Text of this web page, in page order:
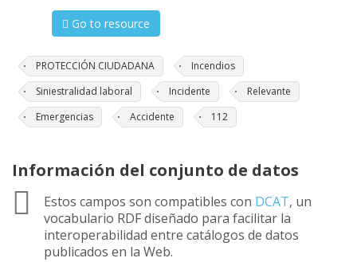
Go to resource
PROTECCIÓN CIUDADANA
Incendios
Siniestralidad laboral
Incidente
Relevante
Emergencias
Accidente 112
Información del conjunto de datos
Estos campos son compatibles con DCAT, un
vocabulario RDF diseñado para facilitar la
interoperabilidad entre catálogos de datos
publicados en la Web.